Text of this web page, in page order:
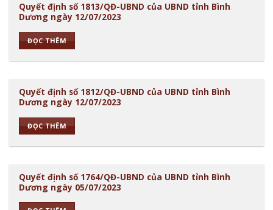
Quyết định số 1813/QĐ-UBND của UBND tỉnh Bình
Dương ngày 12/07/2023
ĐỌC THÊM
Quyết định số 1812/QĐ-UBND của UBND tỉnh Bình
Dương ngày 12/07/2023
ĐỌC THÊM
Quyết định số 1764/QĐ-UBND của UBND tỉnh Bình
Dương ngày 05/07/2023